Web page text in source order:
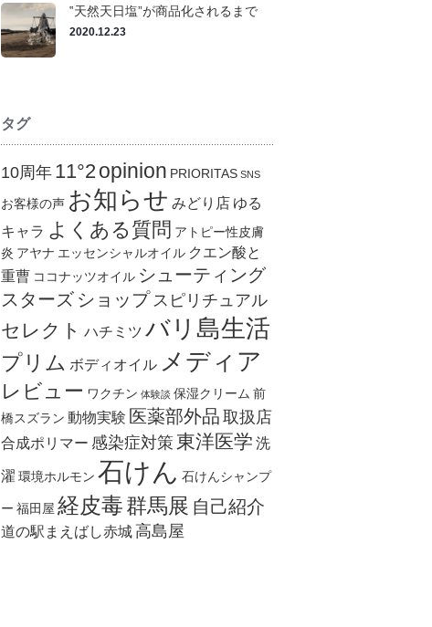
‟天然天日塩”が商品化されるまで
2020.12.23
タグ
10周年 11°2opinion PRIORITAS SNS
お客様の声 お知らせ みどり店 ゆる
キャラ よくある質問 アトピー性皮膚
炎 アヤナ エッセンシャルオイル クエン酸と
重曹 ココナッツオイル シューティング
スターズ ショップ スピリチュアル
セレクト ハチミツ バリ島生活
プリム ボディオイル メディア
レビュー ワクチン 体験談 保湿クリーム 前
橋スズラン 動物実験 医薬部外品 取扱店
合成ポリマー 感染症対策 東洋医学 洗
濯 環境ホルモン 石けん 石けんシャンプ
ー 福田屋 経皮毒群馬展 自己紹介
道の駅まえばし赤城 高島屋